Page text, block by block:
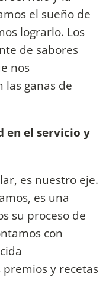
el sueño de
lograrlo. Los
de sabores
nos
ganas de
en el servicio y
es nuestro eje.
es una
su proceso de
con
y recetas